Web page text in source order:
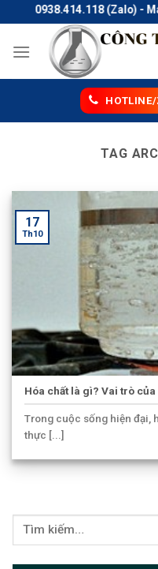
to
content
0938.414.118 (Zalo) -
TAG
Hóa chất là gì? Vai trò
Trong cuộc sống hiện đại,
thực [...]
17
Th10